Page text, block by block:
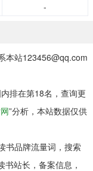
-
站123456@qq.com
排在第18名，查询更
”分析，本站数据仅供
品牌流量词，搜索
站长，备案信息，